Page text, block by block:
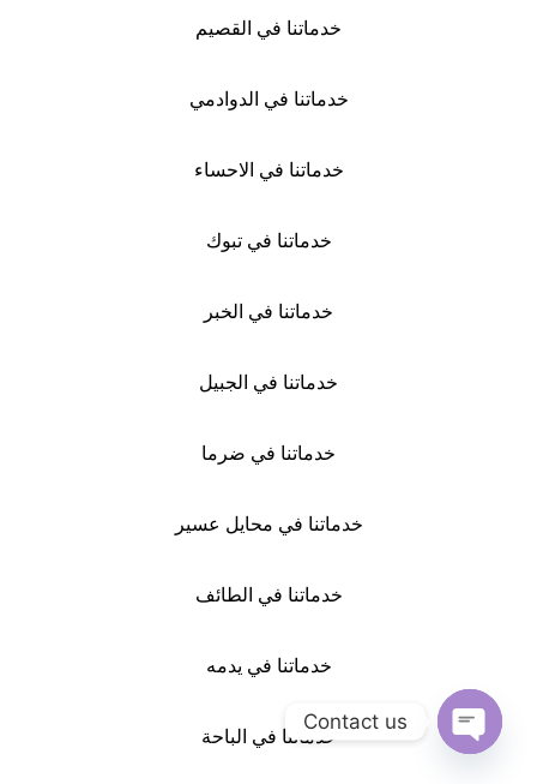
خدماتنا في القصيم
خدماتنا في الدوادمي
خدماتنا في الاحساء
خدماتنا في تبوك
خدماتنا في الخبر
خدماتنا في الجبيل
خدماتنا في ضرما
خدماتنا في محايل عسير
خدماتنا في الطائف
خدماتنا في يدمه
خدماتنا في الباحة
Contact us